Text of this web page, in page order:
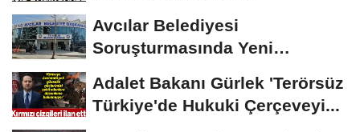
Avcılar Belediyesi
Soruşturmasında Yeni
Adalet Bakanı Gürlek 'Terörsüz
Türkiye'de Hukuki Çerçeveyi...